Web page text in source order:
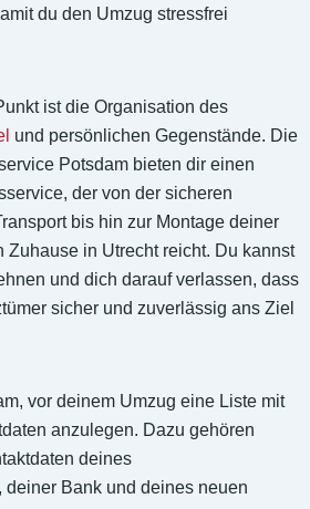
du den Umzug stressfrei
ist die Organisation des
und persönlichen Gegenstände. Die
Potsdam bieten dir einen
der von der sicheren
bis hin zur Montage deiner
Zuhause in Utrecht reicht. Du kannst
und dich darauf verlassen, dass
sicher und zuverlässig ans Ziel
vor deinem Umzug eine Liste mit
anzulegen. Dazu gehören
deines
deiner Bank und deines neuen